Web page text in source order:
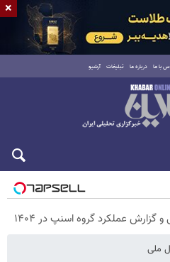
با ما درباره ما تبلیغات آرشیو
عملکرد گروه اسنپ در ۱۴۰۴
ملی
×